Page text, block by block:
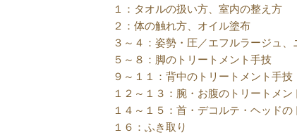
１：タオルの扱い方、室内の整え方
２：体の触れ方、オイル塗布
３～４：姿勢・圧／エフルラージュ
５～８：脚のトリートメント手技
９～１１：背中のトリートメント手技
１２～１３：腕・お腹のトリートメン
１４～１５：首・デコルテ・ヘッド
１６：ふき取り